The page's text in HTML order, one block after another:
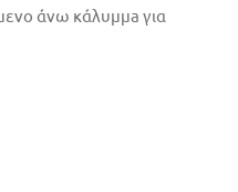
άνω κάλυμμa για